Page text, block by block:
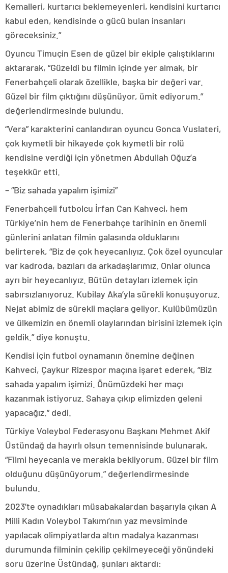
Kemalleri, kurtarıcı beklemeyenleri, kendisini kurtarıcı
kabul eden, kendisinde o gücü bulan insanları
göreceksiniz.”
Oyuncu Timuçin Esen de güzel bir ekiple çalıştıklarını
aktararak, “Güzeldi bu filmin içinde yer almak, bir
Fenerbahçeli olarak özellikle, başka bir değeri var.
Güzel bir film çıktığını düşünüyor, ümit ediyorum.”
değerlendirmesinde bulundu.
“Vera” karakterini canlandıran oyuncu Gonca Vuslateri,
çok kıymetli bir hikayede çok kıymetli bir rolü
kendisine verdiği için yönetmen Abdullah Oğuz’a
teşekkür etti.
– “Biz sahada yapalım işimizi”
Fenerbahçeli futbolcu İrfan Can Kahveci, hem
Türkiye’nin hem de Fenerbahçe tarihinin en önemli
günlerini anlatan filmin galasında olduklarını
belirterek, “Biz de çok heyecanlıyız. Çok özel oyuncular
var kadroda, bazıları da arkadaşlarımız. Onlar olunca
ayrı bir heyecanlıyız. Bütün detayları izlemek için
sabırsızlanıyoruz. Kubilay Aka’yla sürekli konuşuyoruz.
Nejat abimiz de sürekli maçlara geliyor. Kulübümüzün
ve ülkemizin en önemli olaylarından birisini izlemek için
geldik.” diye konuştu.
Kendisi için futbol oynamanın önemine değinen
Kahveci, Çaykur Rizespor maçına işaret ederek, “Biz
sahada yapalım işimizi. Önümüzdeki her maçı
kazanmak istiyoruz. Sahaya çıkıp elimizden geleni
yapacağız.” dedi.
Türkiye Voleybol Federasyonu Başkanı Mehmet Akif
Üstündağ da hayırlı olsun temennisinde bulunarak,
“Filmi heyecanla ve merakla bekliyorum. Güzel bir film
olduğunu düşünüyorum.” değerlendirmesinde
bulundu.
2023’te oynadıkları müsabakalardan başarıyla çıkan A
Milli Kadın Voleybol Takımı’nın yaz mevsiminde
yapılacak olimpiyatlarda altın madalya kazanması
durumunda filminin çekilip çekilmeyeceği yönündeki
soru üzerine Üstündağ, şunları aktardı: